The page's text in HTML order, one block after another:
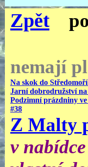
Zpět
nemají
Na skok do
Jarní dobrodružství
Podzimní prázdniny
#38
Z Malty
v